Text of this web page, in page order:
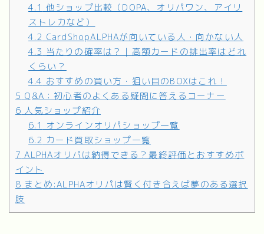
4.1 他ショップ比較（DOPA、オリパワン、アイリ
ストレカなど）
4.2 CardShopALPHAが向いている人・向かない人
4.3 当たりの確率は？｜高額カードの排出率はどれ
くらい？
4.4 おすすめの買い方・狙い目のBOXはこれ！
5 Q&A：初心者のよくある疑問に答えるコーナー
6 人気ショップ紹介
6.1 オンラインオリパショップ一覧
6.2 カード買取ショップ一覧
7 ALPHAオリパは納得できる？最終評価とおすすめポ
イント
8 まとめ:ALPHAオリパは賢く付き合えば夢のある選択
肢